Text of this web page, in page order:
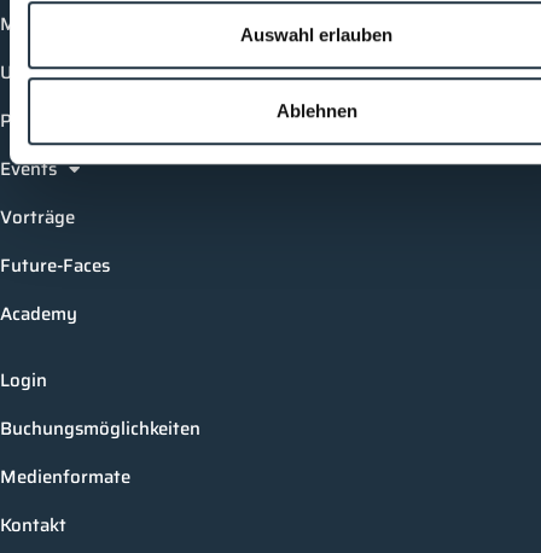
Auswahl erlauben
Ablehnen
Mediathek
Unternehmen
Produkte
Events
Vorträge
Future-Faces
Academy
Login
Buchungsmöglichkeiten
Medienformate
Kontakt